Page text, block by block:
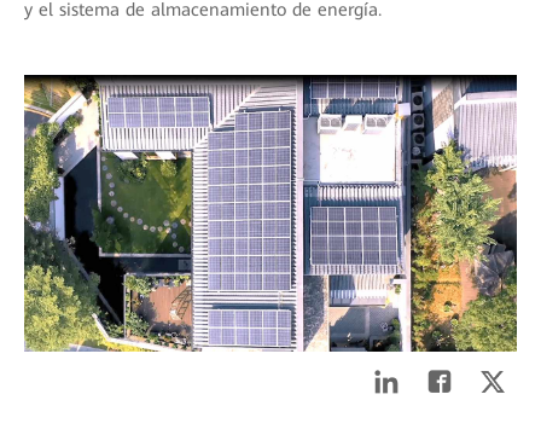
y el sistema de almacenamiento de energía.